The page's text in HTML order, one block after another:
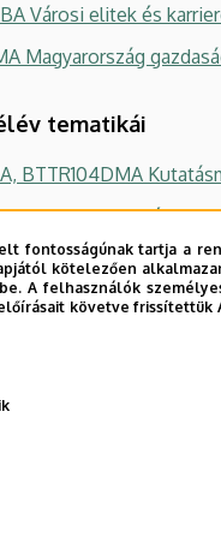
Városi elitek és
Magyarország
tematikái
BTTR104DMA
BTTR116BA Történeti
BTKM103BA-K3
Szakdolgozati
Történeti
fontosságúnak tartja a
kötelezően
A felhasználók
előírásait követve